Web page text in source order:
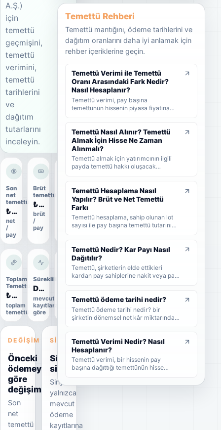
A.Ş.)
için
temettü
geçmişini,
temettü
verimini,
temettü
tarihlerini
ve
dağıtım
tutarlarını
inceleyin.
Son
net
temettü
₺0,03
net
/
pay
Brüt
temettü
₺0,03
brüt
/
pay
Dağıtım
oranı
47%
ödeme
oranı
Toplam
Temettü
₺154,4 B
toplam
temettü
Süreklilik
Düzensiz
mevcut
kayıtlara
göre
Uygulama
Uygulandı
DEĞIŞIM
Önceki
ödemeye
göre
değişim
Son
net
temettü
SINYAL
Süreklilik
sinyali
Sinyal
yalnızca
mevcut
ödeme
kayıtlarına
Temettü Rehberi
Temettü mantığını, ödeme tarihlerini ve
dağıtım oranlarını daha iyi anlamak için
rehber içeriklerine geçin.
Temettü Verimi ile Temettü
Oranı Arasındaki Fark Nedir?
Nasıl Hesaplanır?
Temettü verimi, pay başına
temettünün hissenin piyasa fiyatına
dağıtıldığını gösterir. KAP'ta görülen
kâr payı oranı ise çoğunlukla 1 TL
nominal değere göre hesaplanan ayrı
bir yüzdedir. Bu rehberde temettü
verimi, dağıtım oranı ve KAP temettü
oranı arasındaki farkları formüller ve
Temettü Nasıl Alınır? Temettü
Almak İçin Hisse Ne Zaman
Alınmalı?
Temettü almak için yatırımcının ilgili
payda temettü hakkı oluşacak
alındığını, hak kullanım tarihi, kayıt
tarihi ve ödeme tarihi arasındaki farkı
ve yatırımcıların nelere dikkat etmesi
gerektiğini sade şekilde bulabilirsiniz.
Temettü Hesaplama Nasıl
Yapılır? Brüt ve Net Temettü
Farkı
Temettü hesaplama, sahip olunan lot
sayısı ile pay başına temettü tutarının
verimi ve örnek hesaplama adımlarını
sade şekilde bulabilirsiniz.
Temettü Nedir? Kar Payı Nasıl
Dağıtılır?
Temettü, şirketlerin elde ettikleri
kardan pay sahiplerine nakit veya pay
nasıl dağıtıldığını, brüt-net temettü
farkını, temettü tarihlerini ve
yatırımcıların dikkat etmesi
gerekenleri sade şekilde bulabilirsiniz.
Temettü ödeme tarihi nedir?
Temettü ödeme tarihi nedir? bir
şirketin dönemsel net kâr miktarından
Temettü Verimi Nedir? Nasıl
Hesaplanır?
Temettü verimi, bir hissenin pay
başına dağıttığı temettünün hisse
göstergedir. Bu rehberde temettü
veriminin nasıl hesaplandığını, yüksek
ve yatırımcıların bu oranı nasıl
yorumlaması gerektiğini sade
örneklerle bulabilirsiniz.